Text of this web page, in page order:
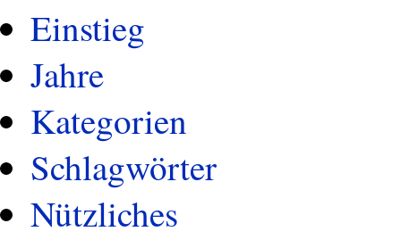
Einstieg
Jahre
Kategorien
Schlagwörter
Nützliches